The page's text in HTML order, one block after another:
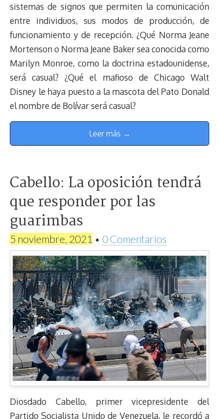
sistemas de signos que permiten la comunicación
entre individuos, sus modos de producción, de
funcionamiento y de recepción. ¿Qué Norma Jeane
Mortenson o Norma Jeane Baker sea conocida como
Marilyn Monroe, como la doctrina estadounidense,
será casual? ¿Qué el mafioso de Chicago Walt
Disney le haya puesto a la mascota del Pato Donald
el nombre de Bolívar será casual?
Leer más →
Cabello: La oposición tendrá
que responder por las
guarimbas
5 noviembre, 2021 • 0 Comentarios
Diosdado Cabello, primer vicepresidente del
Partido Socialista Unido de Venezuela, le recordó a